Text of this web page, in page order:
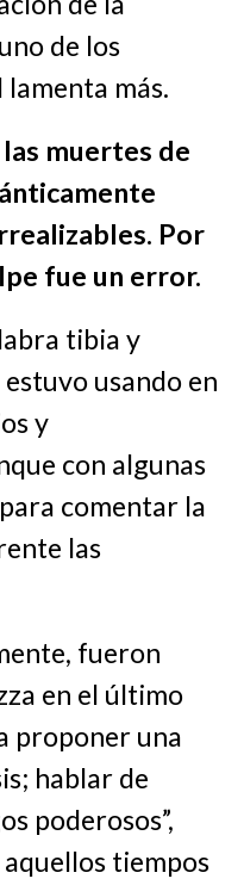
de los
más.
muertes de
Por
fue un error.
tibia y
usando en
y
con algunas
comentar la
las
fueron
en el último
proponer una
hablar de
poderosos”,
tiempos